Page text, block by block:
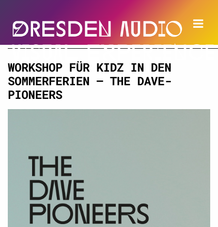
WORKSHOP FÜR KIDZ IN DEN
SOMMERFERIEN – THE DAVE-
PIONEERS